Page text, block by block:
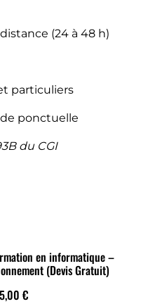
(24 à 48 h)
particuliers
ponctuelle
du CGI
en informatique –
(Devis Gratuit)
€